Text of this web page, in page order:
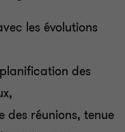
les évolutions
des
des réunions, tenue